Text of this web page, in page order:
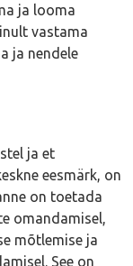
ja looma
vastama
ja nendele
ja et
eesmärk, on
on toetada
omandamisel,
mõtlemise ja
See on